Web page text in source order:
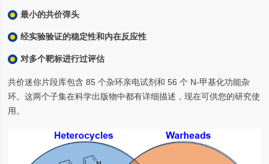
最小的共价弹头
经实验验证的稳定性和内在反应性
对多个靶标进行过评估
共价迷你片段库包含 85 个杂环亲电试剂和 56 个 N-甲基化功能杂
环。这两个子集在科学出版物中都有详细描述，现在可供您的研究使
用。